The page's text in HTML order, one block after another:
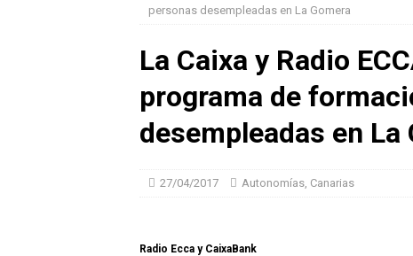
personas desempleadas en La Gomera
La Caixa y Radio
programa de
desempleadas en La
27/04/2017 Autonomías Canarias
Radio Ecca y CaixaBank